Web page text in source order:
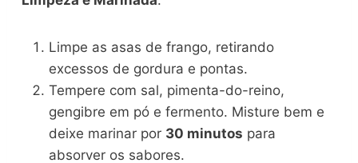
Limpe as asas de frango, retirando
excessos de gordura e pontas.
Tempere com sal, pimenta-do-reino,
gengibre em pó e fermento. Misture bem e
deixe marinar por 30 minutos para
absorver os sabores.